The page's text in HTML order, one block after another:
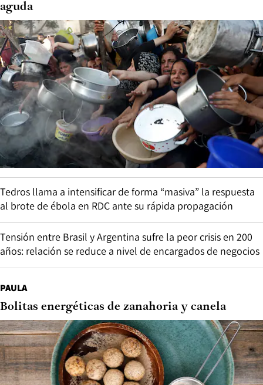
aguda
Tedros llama a intensificar de forma “masiva” la respuesta
al brote de ébola en RDC ante su rápida propagación
Tensión entre Brasil y Argentina sufre la peor crisis en 200
años: relación se reduce a nivel de encargados de negocios
PAULA
Bolitas energéticas de zanahoria y canela